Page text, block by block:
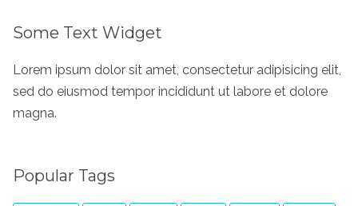
Some Text Widget
Lorem ipsum dolor sit amet, consectetur adipisicing elit,
sed do eiusmod tempor incididunt ut labore et dolore
magna.
Popular Tags